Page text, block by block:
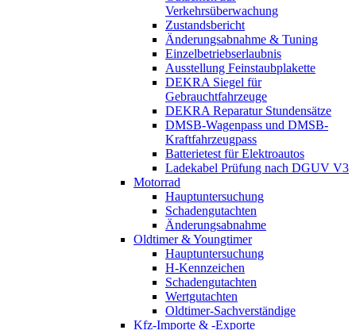
Verkehrsüberwachung
Zustandsbericht
Änderungsabnahme & Tuning
Einzelbetriebserlaubnis
Ausstellung Feinstaubplakette
DEKRA Siegel für
Gebrauchtfahrzeuge
DEKRA Reparatur Stundensätze
DMSB-Wagenpass und DMSB-
Kraftfahrzeugpass
Batterietest für Elektroautos
Ladekabel Prüfung nach DGUV V3
Motorrad
Hauptuntersuchung
Schadengutachten
Änderungsabnahme
Oldtimer & Youngtimer
Hauptuntersuchung
H-Kennzeichen
Schadengutachten
Wertgutachten
Oldtimer-Sachverständige
Kfz-Importe & -Exporte